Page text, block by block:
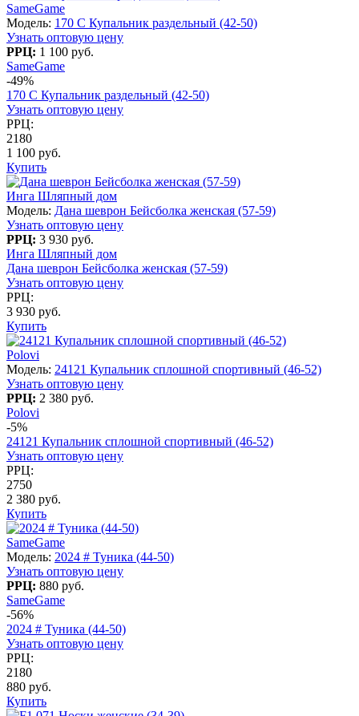
SameGame
Модель: 170 C Купальник раздельный (42-50)
Узнать оптовую цену
РРЦ: 1 100 руб.
SameGame
-49%
170 C Купальник раздельный (42-50)
Узнать оптовую цену
РРЦ:
2180
1 100 руб.
Купить
Инга Шляпный дом
Модель: Дана шеврон Бейсболка женская (57-59)
Узнать оптовую цену
РРЦ: 3 930 руб.
Инга Шляпный дом
Дана шеврон Бейсболка женская (57-59)
Узнать оптовую цену
РРЦ:
3 930 руб.
Купить
Polovi
Модель: 24121 Купальник сплошной спортивный (46-52)
Узнать оптовую цену
РРЦ: 2 380 руб.
Polovi
-5%
24121 Купальник сплошной спортивный (46-52)
Узнать оптовую цену
РРЦ:
2750
2 380 руб.
Купить
SameGame
Модель: 2024 # Туника (44-50)
Узнать оптовую цену
РРЦ: 880 руб.
SameGame
-56%
2024 # Туника (44-50)
Узнать оптовую цену
РРЦ:
2180
880 руб.
Купить